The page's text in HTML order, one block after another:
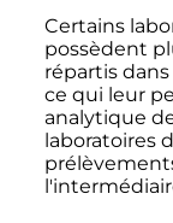
Certains
possèdent
répartis
ce qui leur
analytique
laboratoires